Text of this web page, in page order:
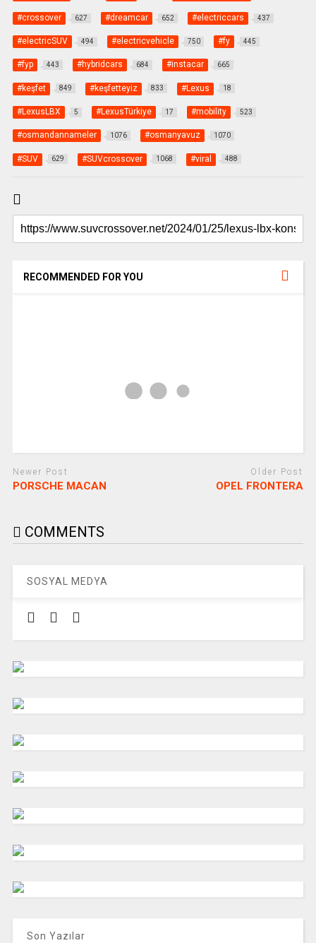
#crossover 627 #dreamcar 652 #electriccars 437
#electricSUV 494 #electricvehicle 750 #fy 445
#fyp 443 #hybridcars 684 #instacar 665
#keşfet 849 #keşfetteyiz 833 #Lexus 18
#LexusLBX 5 #LexusTürkiye 17 #mobility 523
#osmandannameler 1076 #osmanyavuz 1070
#SUV 629 #SUVcrossover 1068 #viral 488
RECOMMENDED FOR YOU
Newer Post
PORSCHE MACAN
Older Post
OPEL FRONTERA
COMMENTS
SOSYAL MEDYA
Son Yazılar